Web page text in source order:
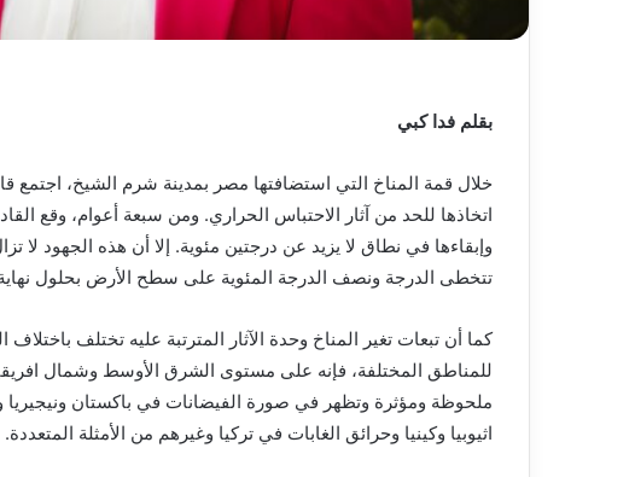
بقلم فدا كبي
خلال قمة المناخ التي استضافتها مصر بمدينة شرم الشيخ، اجتمع
اتخاذها للحد من آثار الاحتباس الحراري. ومن سبعة أعوام، وقع
وإبقاءها في نطاق لا يزيد عن درجتين مئوية. إلا أن هذه الجهود لا
تتخطى الدرجة ونصف الدرجة المئوية على سطح الأرض بحلول
كما أن تبعات تغير المناخ وحدة الآثار المترتبة عليه تختلف باختلاف
للمناطق المختلفة، فإنه على مستوى الشرق الأوسط وشمال
ملحوظة ومؤثرة وتظهر في صورة الفيضانات في باكستان ونيجيريا
اثيوبيا وكينيا وحرائق الغابات في تركيا وغيرهم من الأمثلة المتعددة.